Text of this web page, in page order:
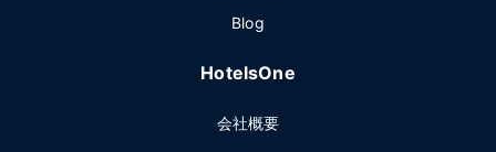
Blog
HotelsOne
会社概要